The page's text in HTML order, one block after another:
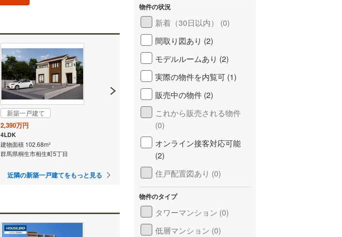
新築一戸建て
2,390万円
4LDK
建物面積 102.68m²
群馬県桐生市相生町5丁目
近隣の新築一戸建てをもっと見る
物件の状況
新着（30日以内） (0)
間取り図あり (2)
モデルルームあり (2)
実際の物件を内覧可 (1)
販売中の物件 (2)
これから販売される物件
(0)
オンライン接客対応可能
(2)
住戸配置図あり (0)
物件のタイプ
タワーマンション (0)
低層マンション (0)